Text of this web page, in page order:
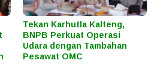
Tekan Karhutla Kalteng,
BNPB Perkuat Operasi
Udara dengan Tambahan
Pesawat OMC